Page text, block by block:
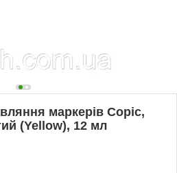
маркерів Copic,
(Yellow), 12 мл